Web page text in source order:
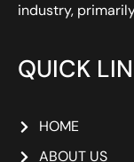
industry,
QUICK
HOME
ABOUT US